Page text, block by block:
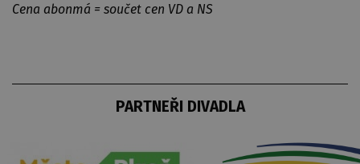
Cena abonmá = součet cen VD a NS
PARTNEŘI DIVADLA